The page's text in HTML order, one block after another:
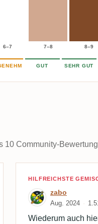
6–7 7–8 8–9
GUT SEHR GUT
Community-
Bewertung
HILFREICHSTE
zabo
Aug. 2024
Wiederum auch